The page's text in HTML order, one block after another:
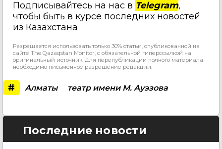
Подписывайтесь на нас в Telegram,
чтобы быть в курсе последних новостей
из Казахстана
Разрешается использовать только 30% статьи, опубликованной на
сайте The Qazaqstan Monitor, с обязательной гиперссылкой на
оригинальный источник. Для перепубликации полного материала
необходимо письменное разрешение редакции.
# Алматы театр имени М. Ауэзова
Последние новости